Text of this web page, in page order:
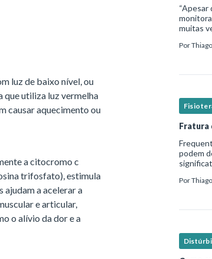
luz de baixo nível, ou
que utiliza luz vermelha
causar aquecimento ou
a citocromo c
trifosfato), estimula
ajudam a acelerar a
e articular,
o alívio da dor e a
muitas
Por
Fratura
podem
em
Por